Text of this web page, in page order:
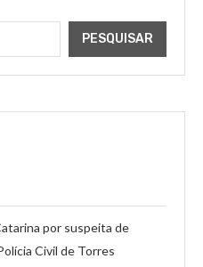
PESQUISAR
por suspeita de
Civil de Torres